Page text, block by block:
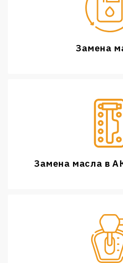
Замена
Замена масла в